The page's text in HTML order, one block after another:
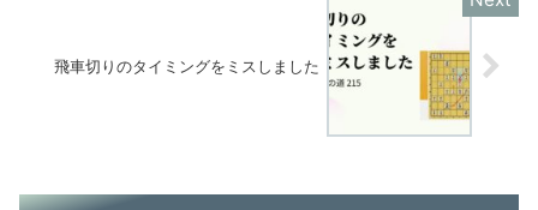
飛車切りのタイミングをミスしました